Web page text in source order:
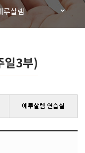
루살렘
일3부)
예루살렘 연습실